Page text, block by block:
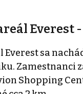
Everest
Everest sa
Zamestnanci
Shopping